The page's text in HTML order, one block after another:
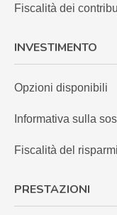
Fiscalità dei
INVESTIMENTO
Opzioni disponibili
Informativa sulla
Fiscalità del
PRESTAZIONI